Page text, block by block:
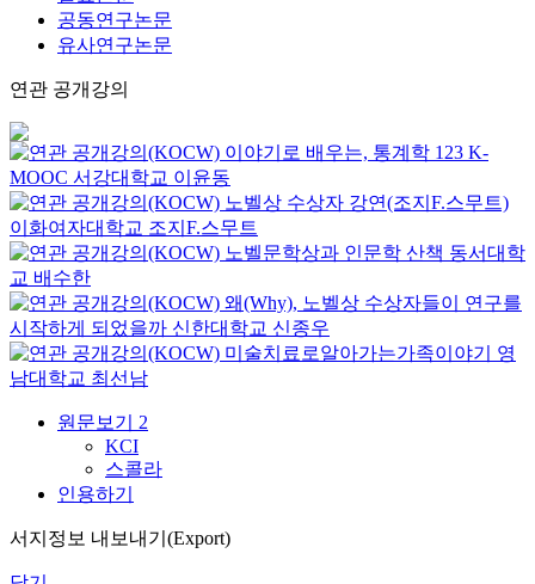
공동연구논문
유사연구논문
연관 공개강의
이야기로 배우는, 통계학 123 K-
MOOC 서강대학교 이윤동
노벨상 수상자 강연(조지F.스무트)
이화여자대학교 조지F.스무트
노벨문학상과 인문학 산책 동서대학
교 배수한
왜(Why), 노벨상 수상자들이 연구를
시작하게 되었을까 신한대학교 신종우
미술치료로알아가는가족이야기
영
남대학교 최선남
원문보기 2
KCI
스콜라
인용하기
서지정보 내보내기(Export)